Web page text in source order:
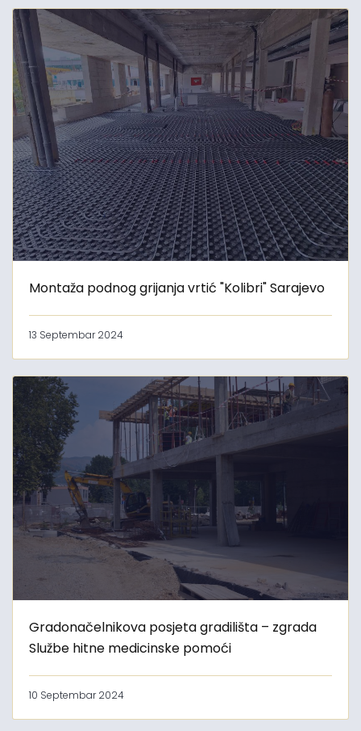
Montaža podnog grijanja vrtić "Kolibri" Sarajevo
13 Septembar 2024
Gradonačelnikova posjeta gradilišta – zgrada
Službe hitne medicinske pomoći
10 Septembar 2024